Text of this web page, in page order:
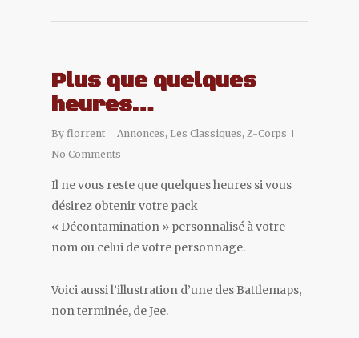
Plus que quelques
heures…
By florrent Annonces, Les Classiques, Z-Corps
No Comments
Il ne vous reste que quelques heures si vous
désirez obtenir votre pack
« Décontamination » personnalisé à votre
nom ou celui de votre personnage.
Voici aussi l’illustration d’une des Battlemaps,
non terminée, de Jee.